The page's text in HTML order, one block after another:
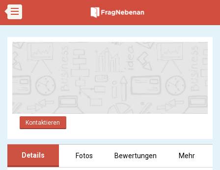
Kontaktieren
Details Fotos Bewertungen Mehr